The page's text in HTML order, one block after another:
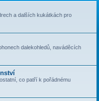
a dalších kukátkách pro
dalekohledů, naváděcích
co patří k pořádnému